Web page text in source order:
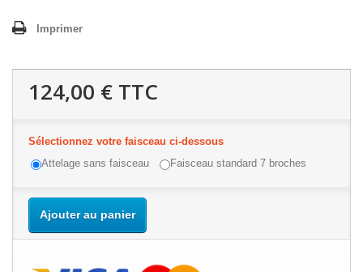
Imprimer
124,00 € TTC
Sélectionnez votre faisceau ci-dessous
Attelage sans faisceau
Faisceau standard 7 broches
Ajouter au panier